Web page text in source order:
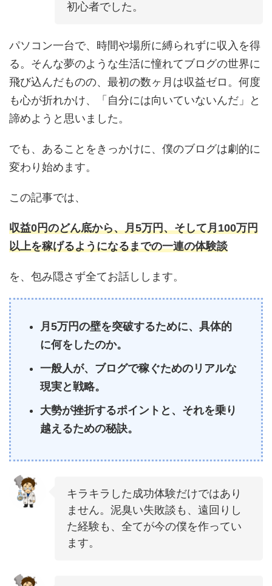
初心者でした。
パソコン一台で、時間や場所に縛られずに収入を得
る。そんな夢のような生活に憧れてブログの世界に
飛び込んだものの、最初の数ヶ月は収益ゼロ。何度
も心が折れかけ、「自分には向いていないんだ」と
諦めようと思いました。
でも、あることをきっかけに、僕のブログは劇的に
変わり始めます。
この記事では、
収益0円のどん底から、月5万円、そして月100万円
以上を稼げるようになるまでの一連の体験談
を、包み隠さず全てお話しします。
月5万円の壁を突破するために、具体的
に何をしたのか。
一般人が、ブログで稼ぐためのリアルな
現実と戦略。
大勢が挫折するポイントと、それを乗り
越えるための秘訣。
キラキラした成功体験だけではあり
ません。泥臭い失敗談も、遠回りし
た経験も、全てが今の僕を作ってい
ます。